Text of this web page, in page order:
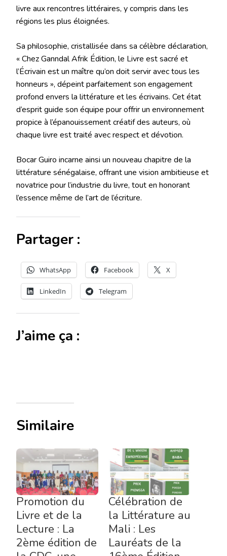
livre aux rencontres littéraires, y compris dans les
régions les plus éloignées.
Sa philosophie, cristallisée dans sa célèbre déclaration,
« Chez Ganndal Afrik Édition, le Livre est sacré et
l’Écrivain est un maître qu’on doit servir avec tous les
honneurs », dépeint parfaitement son engagement
profond envers la littérature et les écrivains. Cet état
d’esprit guide son équipe pour offrir un environnement
propice à l’épanouissement créatif des auteurs, où
chaque livre est traité avec respect et dévotion.
Bocar Guiro incarne ainsi un nouveau chapitre de la
littérature sénégalaise, offrant une vision ambitieuse et
novatrice pour l’industrie du livre, tout en honorant
l’essence même de l’art de l’écriture.
Partager :
WhatsApp Facebook X
LinkedIn Telegram
J’aime ça :
Similaire
Promotion du
Livre et de la
Lecture : La
2ème édition de
Célébration de
la Littérature au
Mali : Les
Lauréats de la